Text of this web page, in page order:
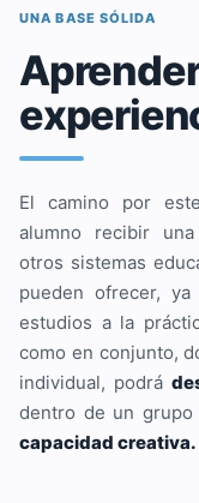
UNA BASE SÓLIDA
El camino por
alumno recibir una
otros sistemas
pueden ofrecer,
estudios a la
como en conjunto,
individual, podrá
dentro de un
capacidad creativa.